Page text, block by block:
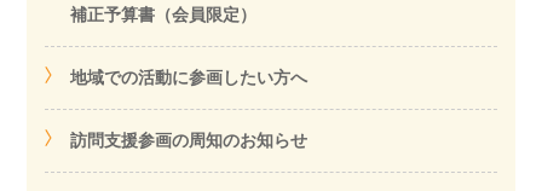
補正予算書（会員限定）
地域での活動に参画したい方へ
訪問支援参画の周知のお知らせ